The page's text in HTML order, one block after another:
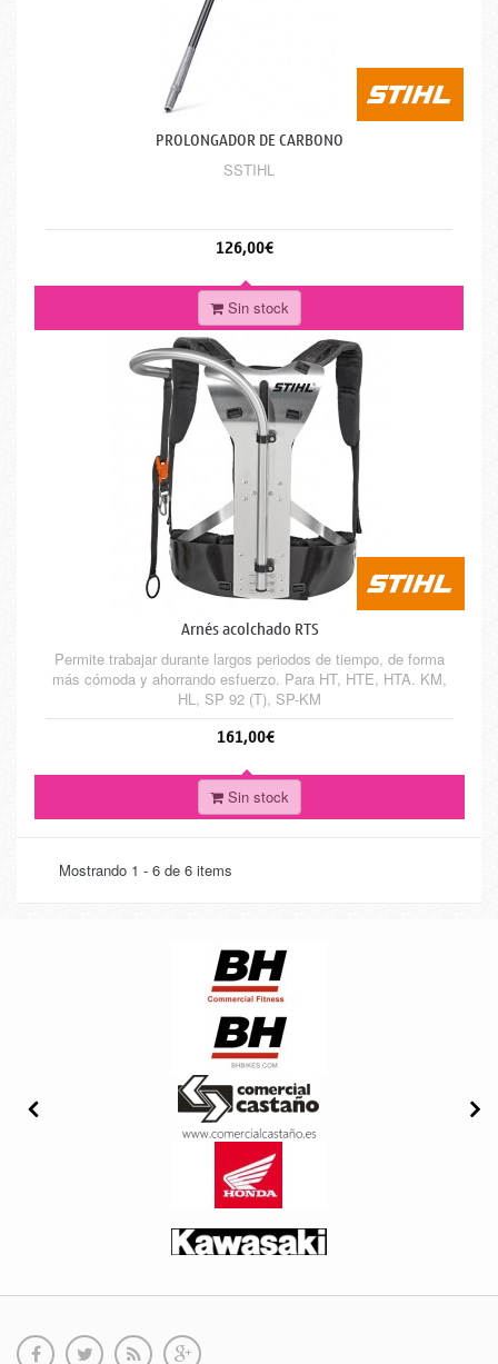
PROLONGADOR DE CARBONO
SSTIHL
126,00€
Sin stock
Arnés acolchado RTS
Permite trabajar durante largos periodos de tiempo, de forma
más cómoda y ahorrando esfuerzo. Para HT, HTE, HTA. KM,
HL, SP 92 (T), SP-KM
161,00€
Sin stock
Mostrando 1 - 6 de 6 items